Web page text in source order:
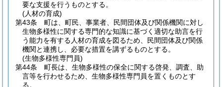
要な支援を行うものとする。
(人材の育成)
第43条
町は、町民、事業者、民間団体及び関係機関に対し
生物多様性に関する専門的な知識に基づく適切な助言を行
う能力を有する人材の育成を図るため、民間団体及び関係
機関と連携し、必要な措置を講ずるものとする。
(生物多様性専門員)
第44条
町長は、生物多様性の保全に関する啓発、調査、助
言等を行わせるため、生物多様性専門員を置くものとす
る。